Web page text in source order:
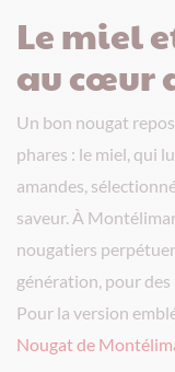
Le miel
au cœur
Un bon nougat
phares : le miel, qui
amandes,
saveur. À
nougatiers
génération, pour
Pour la version
Nougat de